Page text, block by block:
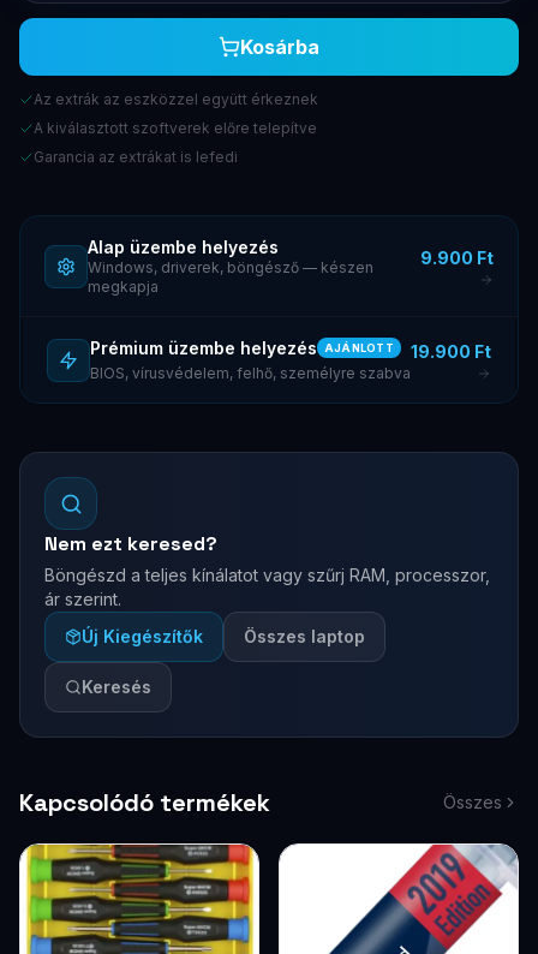
Kosárba
Az extrák az eszközzel együtt érkeznek
A kiválasztott szoftverek előre telepítve
Garancia az extrákat is lefedi
Alap üzembe helyezés
Windows, driverek, böngésző — készen
megkapja
9.900 Ft
Prémium üzembe helyezés AJÁNLOTT
BIOS, vírusvédelem, felhő, személyre szabva
19.900 Ft
Nem ezt keresed?
Böngészd a teljes kínálatot vagy szűrj RAM, processzor,
ár szerint.
Új Kiegészítők
Összes laptop
Keresés
Kapcsolódó termékek Összes